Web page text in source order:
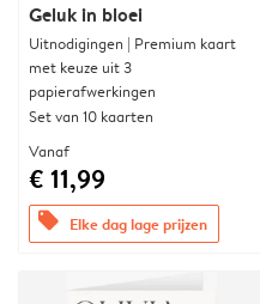
Geluk in bloei
Uitnodigingen | Premium kaart
met keuze uit 3
papierafwerkingen
Set van 10 kaarten
Vanaf
€ 11,99
offers Elke dag lage prijzen